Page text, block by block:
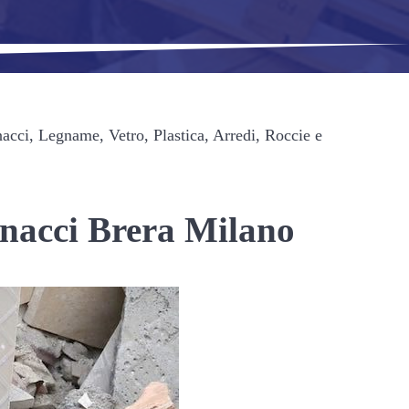
Legname, Vetro, Plastica, Arredi, Roccie e
Brera Milano